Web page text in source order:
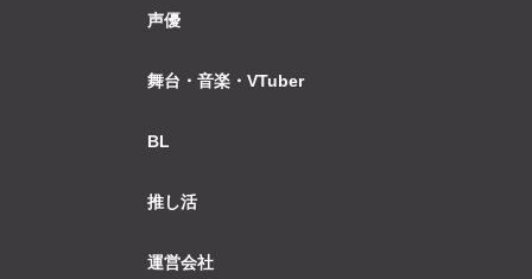
声優
舞台・音楽・VTuber
BL
推し活
運営会社